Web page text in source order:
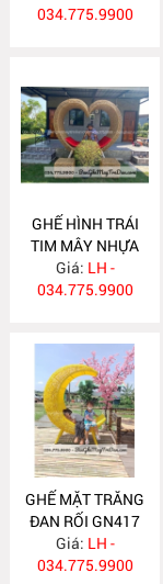
034.775.9900
GHẾ HÌNH TRÁI
TIM MÂY NHỰA
GN420
Giá: LH -
034.775.9900
GHẾ MẶT TRĂNG
ĐAN RỐI GN417
Giá: LH -
034.775.9900